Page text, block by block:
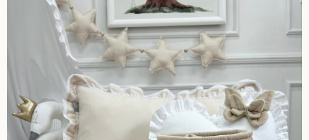
od
30,00 zł
do
60,00 zł
produkt
ma
wiele
wariantów.
Opcje
można
wybrać